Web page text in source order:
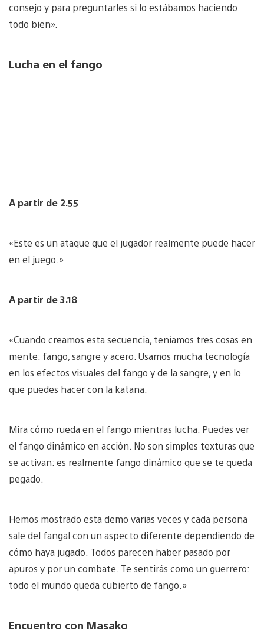
consejo y para preguntarles si lo estábamos haciendo
todo bien».
Lucha en el fango
A partir de 2.55
«Este es un ataque que el jugador realmente puede hacer
en el juego.»
A partir de 3.18
«Cuando creamos esta secuencia, teníamos tres cosas en
mente: fango, sangre y acero. Usamos mucha tecnología
en los efectos visuales del fango y de la sangre, y en lo
que puedes hacer con la katana.
Mira cómo rueda en el fango mientras lucha. Puedes ver
el fango dinámico en acción. No son simples texturas que
se activan: es realmente fango dinámico que se te queda
pegado.
Hemos mostrado esta demo varias veces y cada persona
sale del fangal con un aspecto diferente dependiendo de
cómo haya jugado. Todos parecen haber pasado por
apuros y por un combate. Te sentirás como un guerrero:
todo el mundo queda cubierto de fango.»
Encuentro con Masako